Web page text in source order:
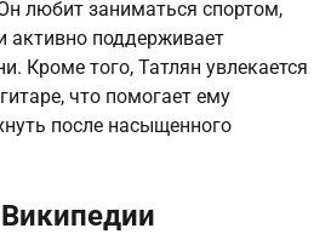
любит заниматься спортом,
активно поддерживает
Кроме того, Татлян увлекается
что помогает ему
после насыщенного